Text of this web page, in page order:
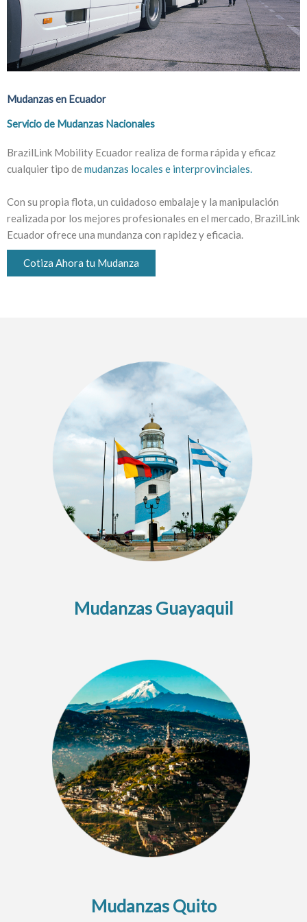
Mudanzas en Ecuador
Servicio de Mudanzas Nacionales
BrazilLink Mobility Ecuador realiza de forma rápida y eficaz
cualquier tipo demudanzas locales e interprovinciales.
Con su propia flota, un cuidadoso embalaje y la manipulación
realizada por los mejores profesionales en el mercado, BrazilLink
Ecuador ofrece una mundanza con rapidez y eficacia.
Cotiza Ahora tu Mudanza
Mudanzas Guayaquil
Mudanzas Quito